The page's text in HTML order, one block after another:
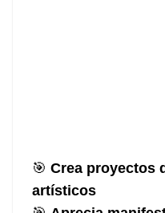
🎯 Crea proyectos
artísticos